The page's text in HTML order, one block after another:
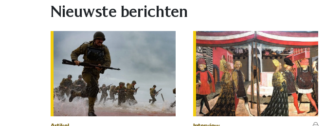
Nieuwste berichten